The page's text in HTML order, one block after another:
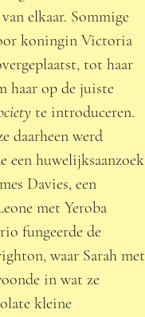
elkaar. Sommige
koningin Victoria
tot haar
haar op de juiste
te introduceren.
daarheen werd
een huwelijksaanzoek
Davies, een
met Yeroba
fungeerde de
waar Sarah met
in wat ze
kleine